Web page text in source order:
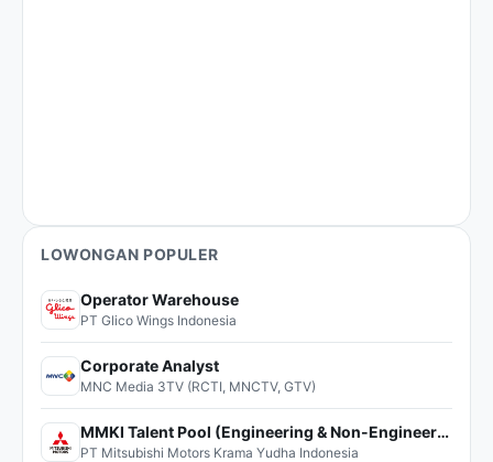
LOWONGAN POPULER
Operator Warehouse
PT Glico Wings Indonesia
Corporate Analyst
MNC Media 3TV (RCTI, MNCTV, GTV)
MMKI Talent Pool (Engineering & Non-Engineering)
PT Mitsubishi Motors Krama Yudha Indonesia